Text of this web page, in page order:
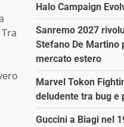
Halo Campaign
Sanremo 2027
Stefano De Martino
mercato estero
Marvel Tokon
deludente tra bug e
Guccini a Biagi nel